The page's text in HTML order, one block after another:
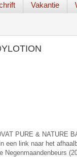
Vakantie
PURE & NATURE
een link naar het